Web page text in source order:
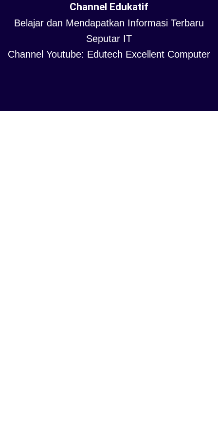
Channel Edukatif
Belajar dan Mendapatkan Informasi Terbaru
Seputar IT
Channel Youtube: Edutech Excellent Computer